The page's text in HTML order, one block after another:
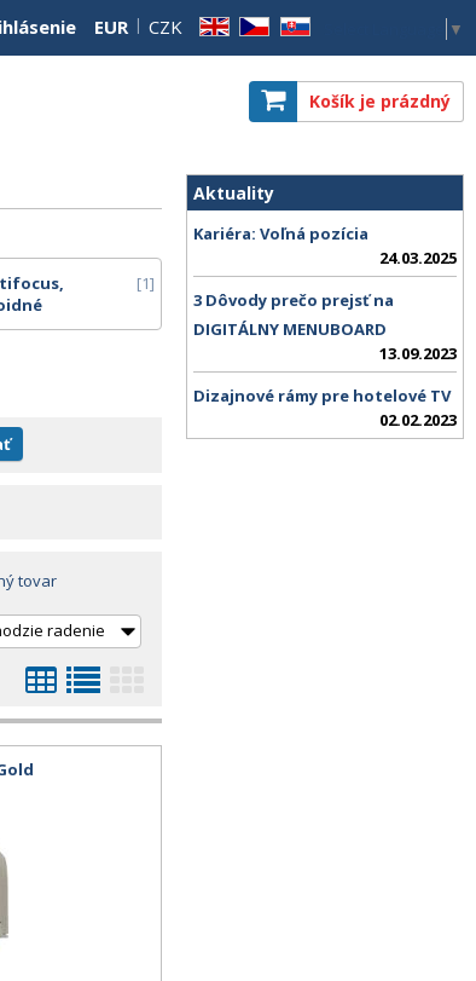
▼
EN CZ SK
EUR CZK
Košík je prázdný
1
tovar
Aktuality
Kariéra: Voľná pozícia
24.03.2025
3 Dôvody prečo prejsť na
DIGITÁLNY MENUBOARD
13.09.2023
Dizajnové rámy pre hotelové TV
02.02.2023